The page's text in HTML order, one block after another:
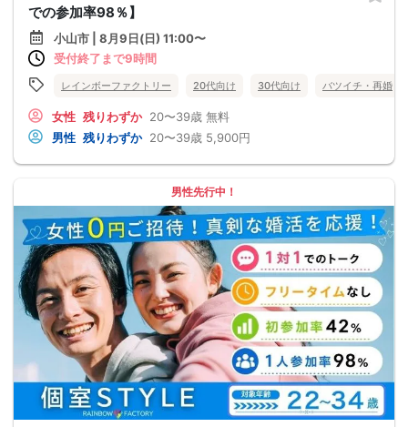
での参加率98％】
小山市 | 8月9日(日) 11:00〜
受付終了まで9時間
レインボーファクトリー 20代向け 30代向け バツイチ・再婚
女性 残りわずか 20〜39歳 無料
男性 残りわずか 20〜39歳 5,900円
男性先行中！